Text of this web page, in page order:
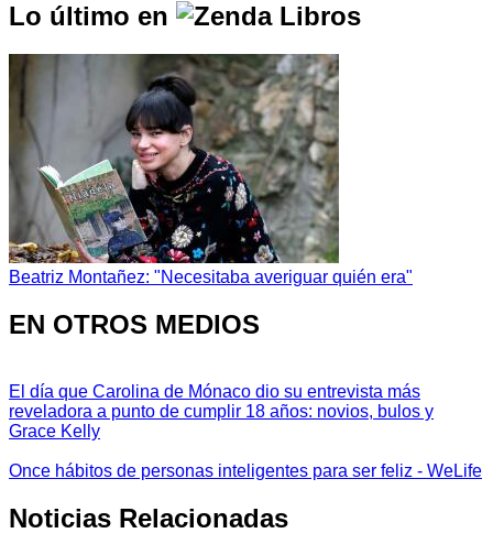
Lo último en
Beatriz Montañez: "Necesitaba averiguar quién era"
EN OTROS MEDIOS
El día que Carolina de Mónaco dio su entrevista más
reveladora a punto de cumplir 18 años: novios, bulos y
Grace Kelly
Once hábitos de personas inteligentes para ser feliz - WeLife
Noticias Relacionadas